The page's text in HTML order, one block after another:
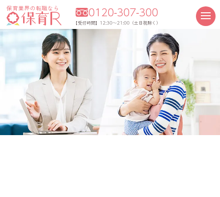
保育業界の転職なら 0120-307-300
【受付時間】 12:30～21:00 （土日祝除く）